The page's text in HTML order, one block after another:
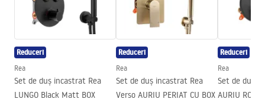
Culoare sticla
Gri 8mm
Seria
Flexi
Montaj
de cada sau de podea
Inaltime (mm)
1950
Directie cabina
Universal
Garantie
24 luni
Reduceri
Rea
Set de duș incastrat Rea
LUNGO Black Matt BOX
Reduceri
Rea
Set de duș incastrat Rea
Verso AURIU PERIAT CU BOX
Reduceri
Rea
Set de dus
AURIU ROZ +